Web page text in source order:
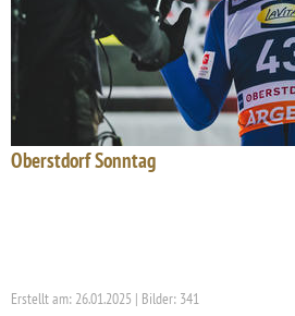
Oberstdorf Sonntag
Erstellt am: 26.01.2025 | Bilder: 341